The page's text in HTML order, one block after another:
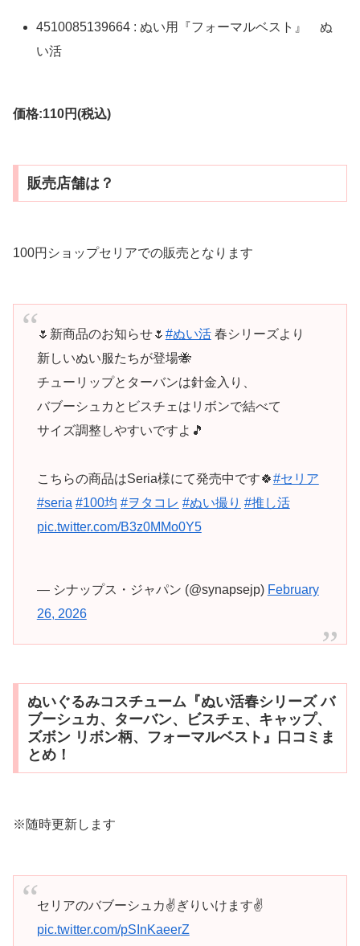
4510085139664 : ぬい用『フォーマルベスト』 ぬ
い活
価格:110円(税込)
販売店舗は？
100円ショップセリアでの販売となります
🌷新商品のお知らせ🌷 #ぬい活春シリーズより
新しいぬい服たちが登場🐝
チューリップとターバンは針金入り、
バブーシュカとビスチェはリボンで結べて
サイズ調整しやすいですよ🎵
こちらの商品はSeria様にて発売中です🍀#セリア
#seria #100均 #ヲタコレ #ぬい撮り #推し活
pic.twitter.com/B3z0MMo0Y5
— シナップス・ジャパン (@synapsejp) February
26, 2026
ぬいぐるみコスチューム『ぬい活春シリーズ バ
ブーシュカ、ターバン、ビスチェ、キャップ、
ズボン リボン柄、フォーマルベスト』口コミま
とめ！
※随時更新します
セリアのバブーシュカ✌️ぎりいけます✌️
pic.twitter.com/pSInKaeerZ